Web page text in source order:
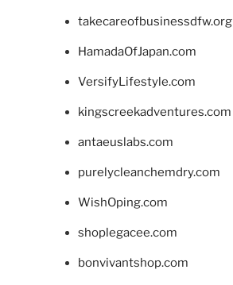
takecareofbusinessdfw.org
HamadaOfJapan.com
VersifyLifestyle.com
kingscreekadventures.com
antaeuslabs.com
purelycleanchemdry.com
WishOping.com
shoplegacee.com
bonvivantshop.com